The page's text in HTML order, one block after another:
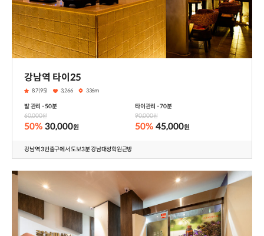
강남역 타이25
8.7(95) 3,266 336m
발 관리 - 50분
60,000원
50% 30,000원
타이관리 - 70분
90,000원
50% 45,000원
강남역 3번출구에서 도보3분 강남대성학원근방